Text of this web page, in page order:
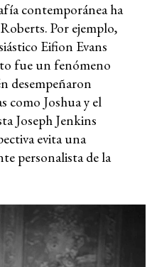
contemporánea ha
Por ejemplo,
Eifion Evans
fue un fenómeno
desempeñaron
como Joshua y el
Joseph Jenkins
evita una
personalista de la